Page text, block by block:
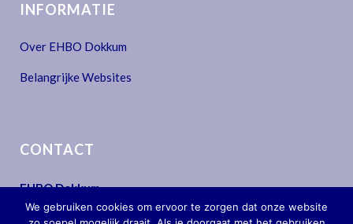
INFORMATIE
Over EHBO Dokkum
Belangrijke Websites
CONTACT
EHBO Dokkum
info@ehbodokkum.nl
We gebruiken cookies om ervoor te zorgen dat onze website